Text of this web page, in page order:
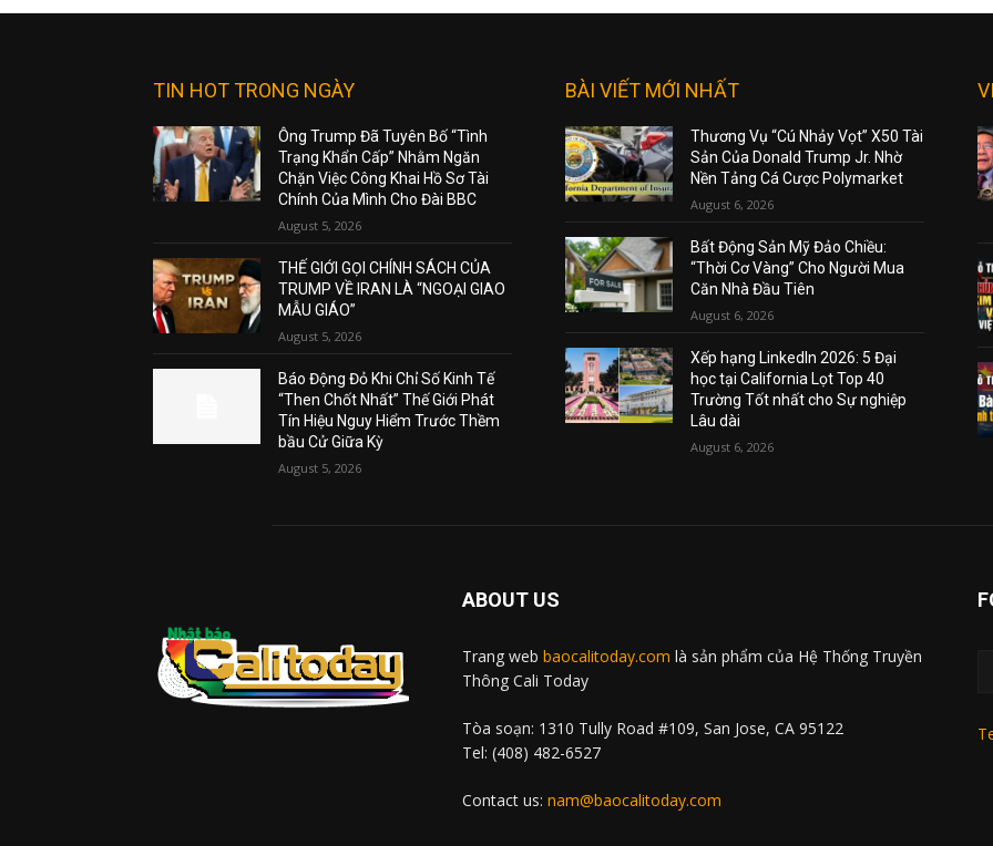
TIN HOT TRONG NGÀY
Ông Trump Đã Tuyên Bố “Tình
Trạng Khẩn Cấp” Nhằm Ngăn
Chặn Việc Công Khai Hồ Sơ Tài
Chính Của Mình Cho Đài BBC
August 5, 2026
THẾ GIỚI GỌI CHÍNH SÁCH CỦA
TRUMP VỀ IRAN LÀ “NGOẠI GIAO
MẪU GIÁO”
August 5, 2026
Báo Động Đỏ Khi Chỉ Số Kinh Tế
“Then Chốt Nhất” Thế Giới Phát
Tín Hiệu Nguy Hiểm Trước Thềm
bầu Cử Giữa Kỳ
August 5, 2026
BÀI VIẾT MỚI NHẤT
Thương Vụ “Cú Nhảy Vọt” X50 Tài
Sản Của Donald Trump Jr. Nhờ
Nền Tảng Cá Cược Polymarket
August 6, 2026
Bất Động Sản Mỹ Đảo Chiều:
“Thời Cơ Vàng” Cho Người Mua
Căn Nhà Đầu Tiên
August 6, 2026
Xếp hạng LinkedIn 2026: 5 Đại
học tại California Lọt Top 40
Trường Tốt nhất cho Sự nghiệp
Lâu dài
August 6, 2026
ABOUT US
Trang web baocalitoday.com là sản phẩm của Hệ Thống Truyền
Thông Cali Today
Tòa soạn: 1310 Tully Road #109, San Jose, CA 95122
Tel: (408) 482-6527
Contact us: nam@baocalitoday.com